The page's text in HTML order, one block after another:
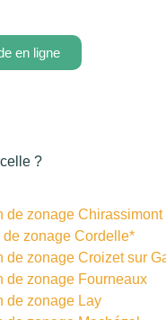
en ligne
?
de zonage Chirassimont
de zonage Cordelle*
de zonage Croizet sur
de zonage Fourneaux
de zonage Lay